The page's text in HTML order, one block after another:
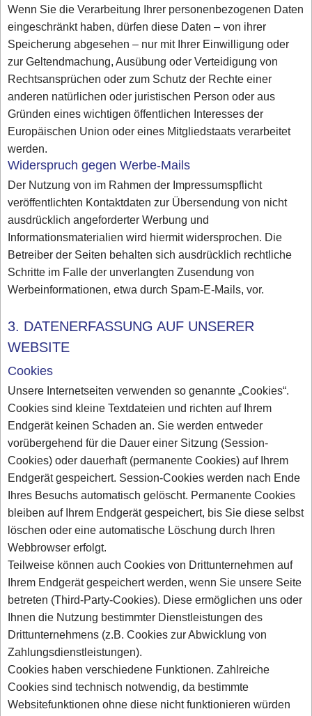
Wenn Sie die Verarbeitung Ihrer personenbezogenen Daten
eingeschränkt haben, dürfen diese Daten – von ihrer
Speicherung abgesehen – nur mit Ihrer Einwilligung oder
zur Geltendmachung, Ausübung oder Verteidigung von
Rechtsansprüchen oder zum Schutz der Rechte einer
anderen natürlichen oder juristischen Person oder aus
Gründen eines wichtigen öffentlichen Interesses der
Europäischen Union oder eines Mitgliedstaats verarbeitet
werden.
Widerspruch gegen Werbe-Mails
Der Nutzung von im Rahmen der Impressumspflicht
veröffentlichten Kontaktdaten zur Übersendung von nicht
ausdrücklich angeforderter Werbung und
Informationsmaterialien wird hiermit widersprochen. Die
Betreiber der Seiten behalten sich ausdrücklich rechtliche
Schritte im Falle der unverlangten Zusendung von
Werbeinformationen, etwa durch Spam-E-Mails, vor.
3. DATENERFASSUNG AUF UNSERER
WEBSITE
Cookies
Unsere Internetseiten verwenden so genannte „Cookies“.
Cookies sind kleine Textdateien und richten auf Ihrem
Endgerät keinen Schaden an. Sie werden entweder
vorübergehend für die Dauer einer Sitzung (Session-
Cookies) oder dauerhaft (permanente Cookies) auf Ihrem
Endgerät gespeichert. Session-Cookies werden nach Ende
Ihres Besuchs automatisch gelöscht. Permanente Cookies
bleiben auf Ihrem Endgerät gespeichert, bis Sie diese selbst
löschen oder eine automatische Löschung durch Ihren
Webbrowser erfolgt.
Teilweise können auch Cookies von Drittunternehmen auf
Ihrem Endgerät gespeichert werden, wenn Sie unsere Seite
betreten (Third-Party-Cookies). Diese ermöglichen uns oder
Ihnen die Nutzung bestimmter Dienstleistungen des
Drittunternehmens (z.B. Cookies zur Abwicklung von
Zahlungsdienstleistungen).
Cookies haben verschiedene Funktionen. Zahlreiche
Cookies sind technisch notwendig, da bestimmte
Websitefunktionen ohne diese nicht funktionieren würden